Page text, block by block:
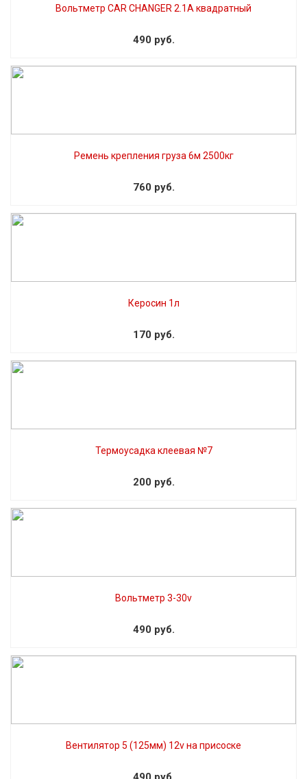
Вольтметр CAR CHANGER 2.1A квадратный
490 руб.
Ремень крепления груза 6м 2500кг
760 руб.
Керосин 1л
170 руб.
Термоусадка клеевая №7
200 руб.
Вольтметр 3-30v
490 руб.
Вентилятор 5 (125мм) 12v на присоске